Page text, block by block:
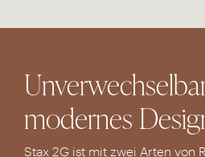
modernes
Stax 2G ist mit zwei Arten von